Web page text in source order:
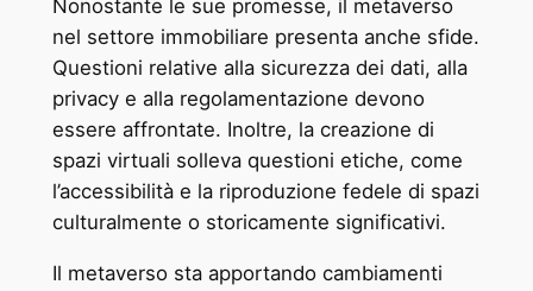
Nonostante le sue promesse, il metaverso
nel settore immobiliare presenta anche sfide.
Questioni relative alla sicurezza dei dati, alla
privacy e alla regolamentazione devono
essere affrontate. Inoltre, la creazione di
spazi virtuali solleva questioni etiche, come
l’accessibilità e la riproduzione fedele di spazi
culturalmente o storicamente significativi.
Il metaverso sta apportando cambiamenti